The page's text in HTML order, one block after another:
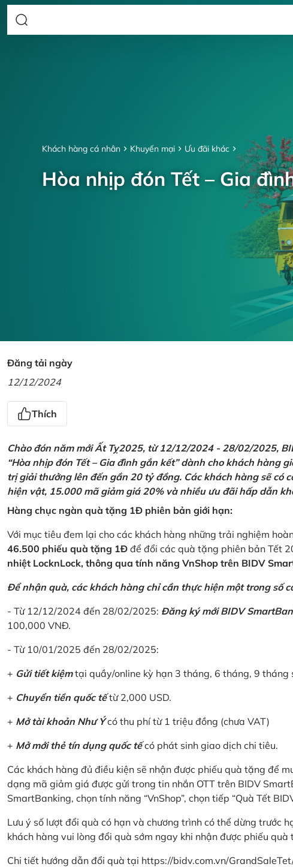
Khách hàng cá nhân Khuyến mại Ưu đãi khác
Hòa nhịp đón Tết – Gia
Đăng tải ngày
12/12/2024
Thích
Chào đón năm mới Ất Tỵ2025, từ 12/12/2024 - 28/02/2025,
“Hòa nhịp đón Tết – Gia đình gắn kết” dành cho khách hàng
trị giải thưởng lên đến gần 20 tỷ đồng. Các khách hàng sẽ có
hiện vật, 15.000 mã giảm giá 20% và nhiều ưu đãi hấp dẫn
Hàng chục ngàn quà tặng 1Đ phiên bản giới hạn:
Với mục tiêu đem lại cho các khách hàng những trải nghiệm
46.500 phiếu quà tặng 1Đ để đổi các quà tặng phiên bản Tết
nhiệt LocknLock, thông qua tính năng VnShop trên BIDV
Để nhận quà, các khách hàng chỉ cần thực hiện một trong số
- Từ 12/12/2024 đến 28/02/2025: Đăng ký mới BIDV
100,000 VNĐ.
- Từ 10/01/2025 đến 28/02/2025:
+ Gửi tiết kiệmtại quầy/online kỳ hạn 3 tháng, 6 tháng, 9 tháng
+ Chuyển tiền quốc tếtừ 2,000 USD.
+ Mở tài khoản Như Ýcó thu phí từ 1 triệu đồng (chưa VAT)
+ Mở mới thẻ tín dụng quốc tếcó phát sinh giao dịch chi tiêu.
Các khách hàng đủ điều kiện sẽ nhận được phiếu quà tặng để
dạng mã giảm giá được gửi trong tin nhắn OTT trên BIDV
SmartBanking, chọn tính năng “VnShop”, chọn tiếp “Quà Tết
Lưu ý số lượt đổi quà có hạn và chương trình có thể dừng trước
khách hàng vui lòng đổi quà sớm ngay khi nhận được phiếu
Chi tiết hướng dẫn đổi quà tại https://bidv.com.vn/